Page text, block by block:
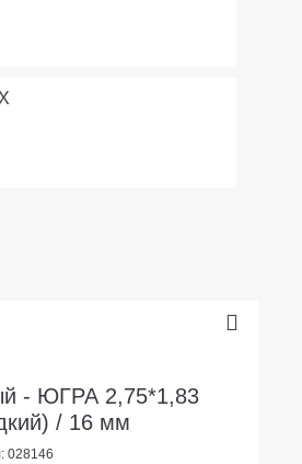
- ЮГРА 2,75*1,83
/ 16 мм
028146